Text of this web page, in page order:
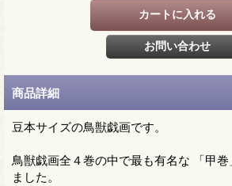
商品詳細
豆本サイズの鳥獣戯画です。
鳥獣戯画全４巻の中で最も有名な 「甲
ました。